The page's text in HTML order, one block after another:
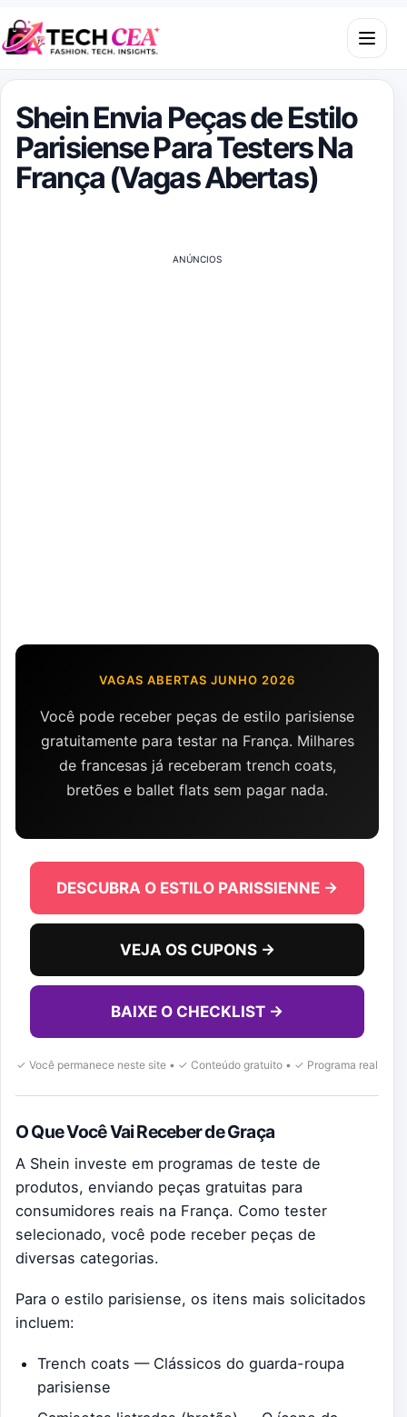
Skip to content
Open
Shein Envia Peças de Estilo
Parisiense Para Testers Na
França (Vagas Abertas)
ANÚNCIOS
VAGAS ABERTAS JUNHO 2026
Você pode receber peças de estilo parisiense
gratuitamente para testar na França. Milhares
de francesas já receberam trench coats,
bretões e ballet flats sem pagar nada.
DESCUBRA O ESTILO PARISSIENNE →
VEJA OS CUPONS →
BAIXE O CHECKLIST →
✓ Você permanece neste site • ✓ Conteúdo gratuito • ✓ Programa real
O Que Você Vai Receber de Graça
A Shein investe em programas de teste de
produtos, enviando peças gratuitas para
consumidores reais na França. Como tester
selecionado, você pode receber peças de
diversas categorias.
Para o estilo parisiense, os itens mais solicitados
incluem:
Trench coats — Clássicos do guarda-roupa
parisiense